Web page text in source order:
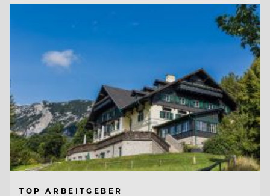
TOP ARBEITGEBER